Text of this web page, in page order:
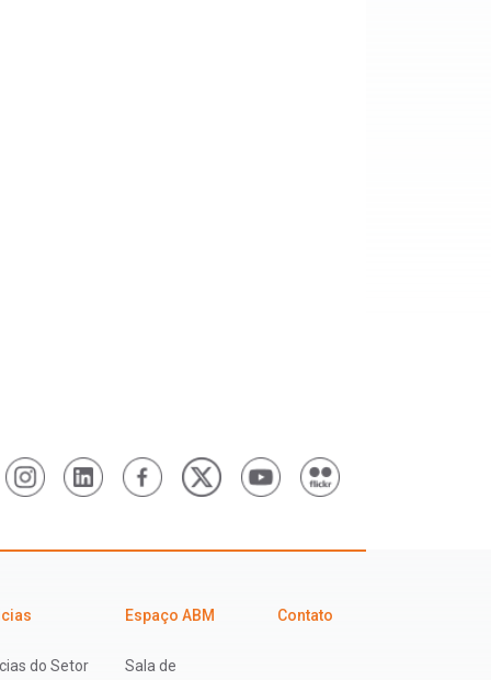
do Setor
Espaço ABM
Sala de
Contato